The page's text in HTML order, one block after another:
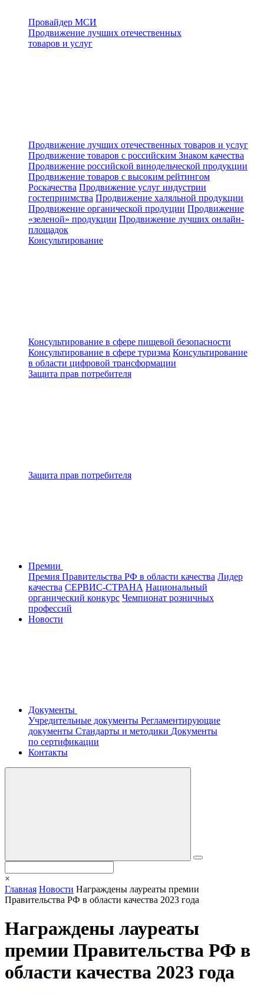
Провайдер МСИ
Продвижение лучших отечественных
товаров и услуг
Продвижение лучших отечественных товаров и услуг
Продвижение товаров с российским Знаком качества
Продвижение российской винодельческой продукции
Продвижение товаров с высоким рейтингом
Роскачества Продвижение услуг индустрии
гостеприимства Продвижение халяльной продукции
Продвижение органической продуции Продвижение
«зеленой» продукции Продвижение лучших онлайн-
площадок
Консультирование
Консультирование в сфере пищевой безопасности
Консультирование в сфере туризма Консультирование
в области цифровой трансформации
Защита прав потребителя
Защита прав потребителя
Премии
Премия Правительства РФ в области качества Лидер
качества СЕРВИС-СТРАНА Национальный
органический конкурс Чемпионат розничных
профессий
Новости
Документы
Учредительные документы Регламентирующие
документы Стандарты и методики Документы
по сертификации
Контакты
×
Главная Новости Награждены лауреаты премии
Правительства РФ в области качества 2023 года
Награждены лауреаты
премии Правительства РФ в
области качества 2023 года